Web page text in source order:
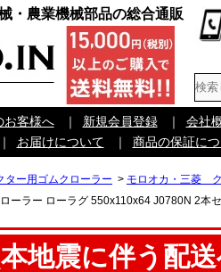
・農業機械部品の総合通販
お客様へ ｜ 新規会員登録 ｜
会社
｜ お届けについて ｜ 商品の保証に
ター用ゴムクローラー > モロオカ・三菱
ーラー ローラグ 550x110x64 J0780N 2本
本地震に伴う配